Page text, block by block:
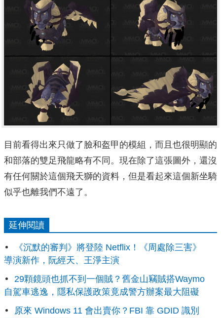
目前看得出來只做了臉和盔甲的模組，而且也很明顯的
和部落的雙足飛龍略有不同。現在除了這張圖外，還沒
有任何關於這個飛天獅的資料，但是看起來這個新坐騎
似乎也離我們不遠了。
延伸閱讀
《沉默的審判》將登陸 Netflix！《周處除三害》
導演新作，阮經天、王淨主演
29顆鏡頭也抓不到一個賊？舊金山竊賊搭Waymo
自駕車逃逸，隱私保護政策竟成警方辦案最大阻礙
原來 Windows 11 會出賣你？FBI 靠 GDID 識別